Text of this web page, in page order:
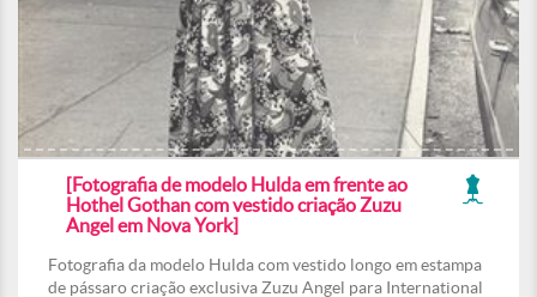
[Fotografia de modelo Hulda em frente ao
Hothel Gothan com vestido criação Zuzu
Angel em Nova York]
Fotografia da modelo Hulda com vestido longo em estampa
de pássaro criação exclusiva Zuzu Angel para International